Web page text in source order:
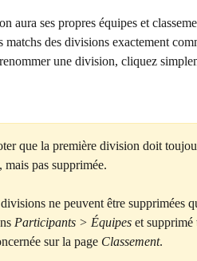
aura ses propres équipes et
matchs des divisions exactement
une division, cliquez
que la première division doit
mais pas supprimée.
ne peuvent être supprimées
Participants > Équipes et supprimé
sur la page Classement.